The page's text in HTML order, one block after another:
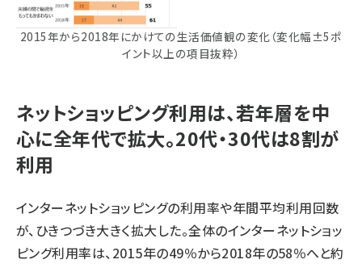
2015年から2018年にかけての生活価値観の変化（変化幅±5ポ
イント以上の項目抜粋）
ネットショッピング利用は、若年層を中
心に全年代で拡大。20代・30代は8割が
利用
インターネットショッピングの利用率や年間平均利用回数
が、ひきつづき大きく拡大した。全体のインターネットショッ
ピング利用率は、2015年の49％から2018年の58％へと約